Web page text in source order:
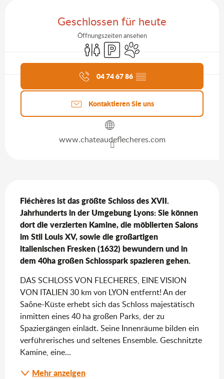
Geschlossen für heute
Öffnungszeiten ansehen
ToilettenParkplatzTiere erlaubt
Aktuelle Agenda
04 74 67 86 ▒▒
Kontaktieren Sie uns
www.chateaudeflecheres.com
Fléchères ist das größte Schloss des XVII.
Jahrhunderts in der Umgebung Lyons: Sie können
dort die verzierten Kamine, die möblierten Salons
im Stil Louis XV, sowie die großartigen
italienischen Fresken (1632) bewundern und in
dem 40ha großen Schlosspark spazieren gehen.
DAS SCHLOSS VON FLECHERES, EINE VISION
VON ITALIEN 30 km von LYON entfernt! An der
Saône-Küste erhebt sich das Schloss majestätisch
inmitten eines 40 ha großen Parks, der zu
Spaziergängen einlädt. Seine Innenräume bilden ein
verführerisches und seltenes Ensemble. Geschnitzte
Kamine, eine...
Mehr anzeigen